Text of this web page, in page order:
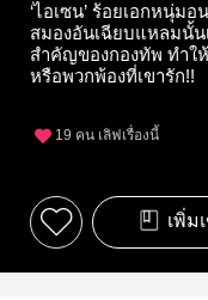
‘ไอเซน’ ร้อยเอกหนุ่ม
สมองอันเฉียบแหลมนั้น
สำคัญของกองทัพ ทำให้
หรือพวกพ้องที่เขารัก!!
19 คน เลิฟเรื่องนี้
เพิ่ม